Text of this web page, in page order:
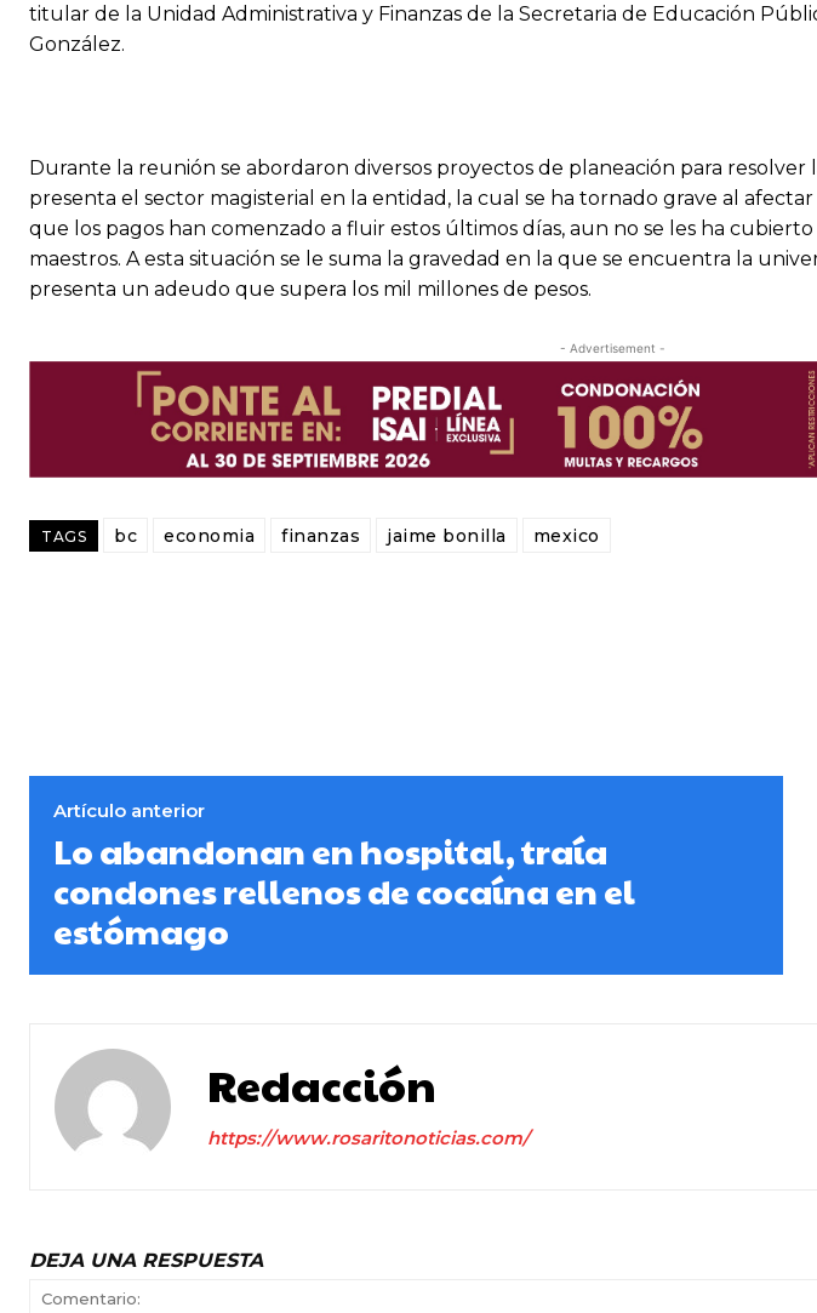
titular de la Unidad Administrativa y Finanzas de la Secretaria de Educación
González.
Durante la reunión se abordaron diversos proyectos de planeación para
presenta el sector magisterial en la entidad, la cual se ha tornado grave al afectar
que los pagos han comenzado a fluir estos últimos días, aun no se les ha
maestros. A esta situación se le suma la gravedad en la que se encuentra la
presenta un adeudo que supera los mil millones de pesos.
- Advertisement -
TAGS bc economia finanzas jaime bonilla mexico
Artículo anterior
Lo abandonan en hospital, traía
condones rellenos de cocaína en el
estómago
Redacción
https://www.rosaritonoticias.com/
DEJA UNA RESPUESTA